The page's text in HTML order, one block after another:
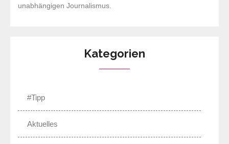
unabhängigen Journalismus.
Kategorien
#Tipp
Aktuelles